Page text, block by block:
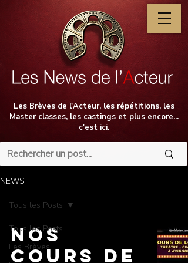
Les Brèves de l'Acteur, les répétitions, les
Master classes, les castings et plus encore...
c'est ici.
NEWS
Tous les Posts
Les Brèves
Tous les Posts
NOS
COURS DE